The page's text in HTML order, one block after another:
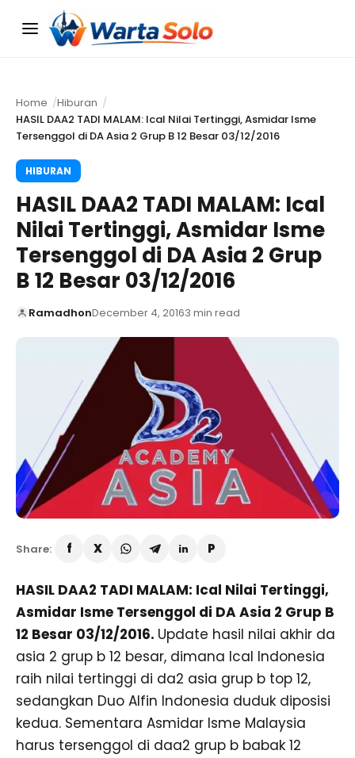
Menu
Home
Hiburan
HASIL DAA2 TADI MALAM: Ical Nilai Tertinggi, Asmidar Isme
Tersenggol di DA Asia 2 Grup B 12 Besar 03/12/2016
HIBURAN
HASIL DAA2 TADI MALAM: Ical
Nilai Tertinggi, Asmidar Isme
Tersenggol di DA Asia 2 Grup
B 12 Besar 03/12/2016
RamadhonDecember 4, 20163 min read
Share:
HASIL DAA2 TADI MALAM: Ical Nilai Tertinggi,
Asmidar Isme Tersenggol di DA Asia 2 Grup B
12 Besar 03/12/2016. Update hasil nilai akhir da
asia 2 grup b 12 besar, dimana Ical Indonesia
raih nilai tertinggi di da2 asia grup b top 12,
sedangkan Duo Alfin Indonesia duduk diposisi
kedua. Sementara Asmidar Isme Malaysia
harus tersenggol di daa2 grup b babak 12